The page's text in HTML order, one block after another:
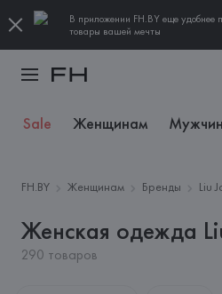
В приложении FH.BY еще удобнее
товары вашей мечты
Sale Женщинам
FH.BY Женщинам Бренды Liu
Женская одежда
290 товаров